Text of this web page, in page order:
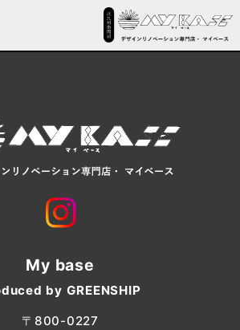
My base
by GREENSHIP
〒800-0227